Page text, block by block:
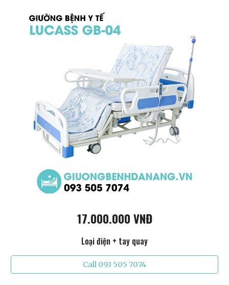
17.000.000 VNĐ
Loại điện + tay quay
Call 093 505 7074